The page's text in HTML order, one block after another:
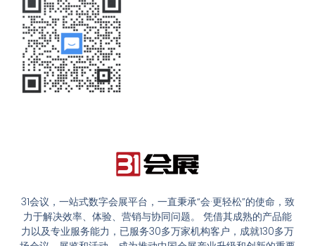
31会议，一站式数字会展平台，一直秉承“会·更轻松”的使命，致
力于解决效率、体验、营销与协同问题。 凭借其成熟的产品能
力以及专业服务能力，已服务30多万家机构客户，成就130多万